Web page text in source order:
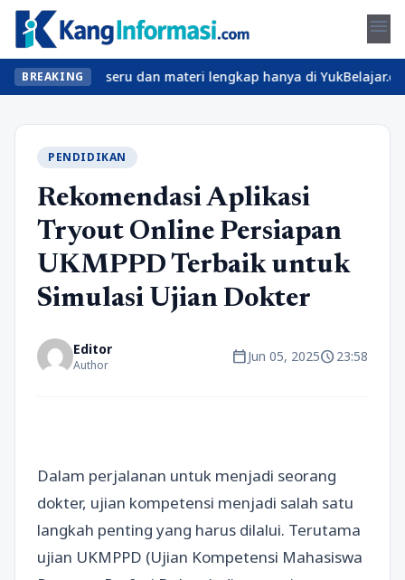
menu
BREAKING
kelas seru dan materi lengkap hanya di YukBelajar.com.
PENDIDIKAN
Rekomendasi Aplikasi
Tryout Online Persiapan
UKMPPD Terbaik untuk
Simulasi Ujian Dokter
Editor
Author calendar_todayJun 05, 2025schedule23:58
Dalam perjalanan untuk menjadi seorang
dokter, ujian kompetensi menjadi salah satu
langkah penting yang harus dilalui. Terutama
ujian UKMPPD (Ujian Kompetensi Mahasiswa